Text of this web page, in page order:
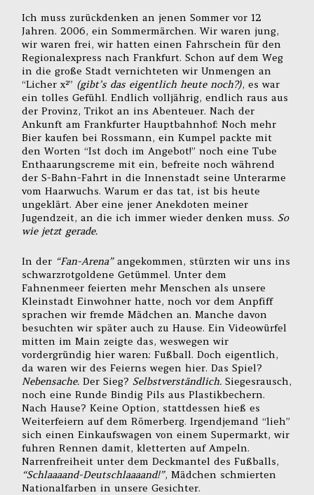
Ich muss zurückdenken an jenen Sommer vor 12
Jahren. 2006, ein Sommermärchen. Wir waren jung,
wir waren frei, wir hatten einen Fahrschein für den
Regionalexpress nach Frankfurt. Schon auf dem Weg
in die große Stadt vernichteten wir Unmengen an
“Licher x²” (gibt’s das eigentlich heute noch?), es war
ein tolles Gefühl. Endlich volljährig, endlich raus aus
der Provinz, Trikot an ins Abenteuer. Nach der
Ankunft am Frankfurter Hauptbahnhof: Noch mehr
Bier kaufen bei Rossmann, ein Kumpel packte mit
den Worten “Ist doch im Angebot!” noch eine Tube
Enthaarungscreme mit ein, befreite noch während
der S-Bahn-Fahrt in die Innenstadt seine Unterarme
vom Haarwuchs. Warum er das tat, ist bis heute
ungeklärt. Aber eine jener Anekdoten meiner
Jugendzeit, an die ich immer wieder denken muss.So
wie jetzt gerade.
In der “Fan-Arena”angekommen, stürzten wir uns ins
schwarzrotgoldene Getümmel. Unter dem
Fahnenmeer feierten mehr Menschen als unsere
Kleinstadt Einwohner hatte, noch vor dem Anpfiff
sprachen wir fremde Mädchen an. Manche davon
besuchten wir später auch zu Hause. Ein Videowürfel
mitten im Main zeigte das, weswegen wir
vordergründig hier waren: Fußball. Doch eigentlich,
da waren wir des Feierns wegen hier. Das Spiel?
Nebensache. Der Sieg?Selbstverständlich. Siegesrausch,
noch eine Runde Bindig Pils aus Plastikbechern.
Nach Hause? Keine Option, stattdessen hieß es
Weiterfeiern auf dem Römerberg. Irgendjemand “lieh”
sich einen Einkaufswagen von einem Supermarkt, wir
fuhren Rennen damit, kletterten auf Ampeln.
Narrenfreiheit unter dem Deckmantel des Fußballs,
“Schlaaaand-Deutschlaaaand!”, Mädchen schmierten
Nationalfarben in unsere Gesichter.